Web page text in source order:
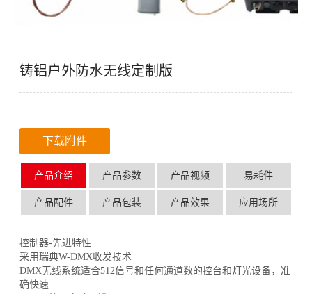
铸铝户外防水无线定制版
下载附件
产品介绍 产品参数 产品视频 易耗件
产品配件 产品包装 产品效果 应用场所
控制器-先进特性
采用瑞典W-DMX收发技术
DMX无线系统适合512信号和任何通道数的控台和灯光设备，准
确快速